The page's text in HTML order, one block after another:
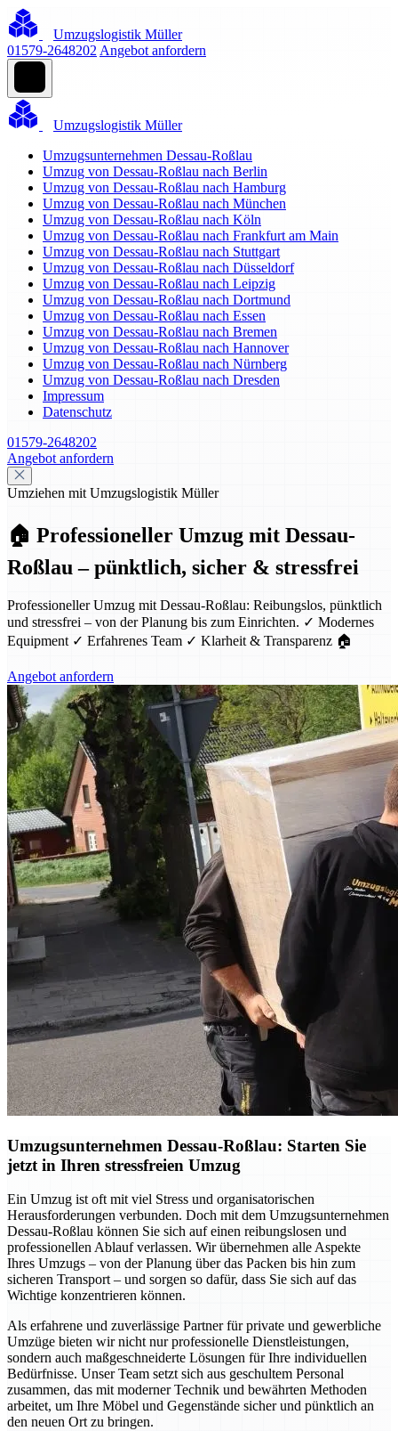
Umzugslogistik Müller
01579-2648202 Angebot anfordern
Umzugslogistik Müller
Umzugsunternehmen Dessau-Roßlau
Umzug von Dessau-Roßlau nach Berlin
Umzug von Dessau-Roßlau nach Hamburg
Umzug von Dessau-Roßlau nach München
Umzug von Dessau-Roßlau nach Köln
Umzug von Dessau-Roßlau nach Frankfurt am Main
Umzug von Dessau-Roßlau nach Stuttgart
Umzug von Dessau-Roßlau nach Düsseldorf
Umzug von Dessau-Roßlau nach Leipzig
Umzug von Dessau-Roßlau nach Dortmund
Umzug von Dessau-Roßlau nach Essen
Umzug von Dessau-Roßlau nach Bremen
Umzug von Dessau-Roßlau nach Hannover
Umzug von Dessau-Roßlau nach Nürnberg
Umzug von Dessau-Roßlau nach Dresden
Impressum
Datenschutz
01579-2648202
Angebot anfordern
Umziehen mit Umzugslogistik Müller
🏠 Professioneller Umzug mit Dessau-
Roßlau – pünktlich, sicher & stressfrei
Professioneller Umzug mit Dessau-Roßlau: Reibungslos, pünktlich
und stressfrei – von der Planung bis zum Einrichten. ✓ Modernes
Equipment ✓ Erfahrenes Team ✓ Klarheit & Transparenz 🏠
Angebot anfordern
Umzugsunternehmen Dessau-Roßlau: Starten Sie
jetzt in Ihren stressfreien Umzug
Ein Umzug ist oft mit viel Stress und organisatorischen
Herausforderungen verbunden. Doch mit dem Umzugsunternehmen
Dessau-Roßlau können Sie sich auf einen reibungslosen und
professionellen Ablauf verlassen. Wir übernehmen alle Aspekte
Ihres Umzugs – von der Planung über das Packen bis hin zum
sicheren Transport – und sorgen so dafür, dass Sie sich auf das
Wichtige konzentrieren können.
Als erfahrene und zuverlässige Partner für private und gewerbliche
Umzüge bieten wir nicht nur professionelle Dienstleistungen,
sondern auch maßgeschneiderte Lösungen für Ihre individuellen
Bedürfnisse. Unser Team setzt sich aus geschultem Personal
zusammen, das mit moderner Technik und bewährten Methoden
arbeitet, um Ihre Möbel und Gegenstände sicher und pünktlich an
den neuen Ort zu bringen.